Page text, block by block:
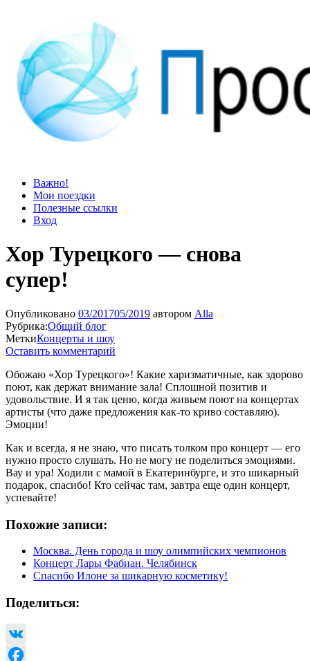
Просто блог
Мир удивительней, чем кажется
Важно!
Мои поездки
Полезные ссылки
Вход
Хор Турецкого — снова
супер!
Опубликовано 03/201705/2019 автором Alla
Рубрика:Общий блог
МеткиКонцерты и шоу
Оставить комментарий
Обожаю «Хор Турецкого»! Какие харизматичные, как здорово
поют, как держат внимание зала! Сплошной позитив и
удовольствие. И я так ценю, когда живьем поют на концертах
артисты (что даже предложения как-то криво составляю).
Эмоции!
Как и всегда, я не знаю, что писать толком про концерт — его
нужно просто слушать. Но не могу не поделиться эмоциями.
Вау и ура! Ходили с мамой в Екатеринбурге, и это шикарный
подарок, спасибо! Кто сейчас там, завтра еще один концерт,
успевайте!
Похожие записи:
Москва. День города и шоу олимпийских чемпионов
Концерт Лары Фабиан. Челябинск
Спасибо Илоне за шикарную косметику!
Поделиться:
VK